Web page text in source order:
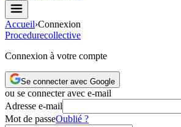
Accueil›Connexion
Procedurecollective
Connexion à votre compte
Se connecter avec Google
ou se connecter avec e-mail
Adresse e-mail
Mot de passeOublié ?